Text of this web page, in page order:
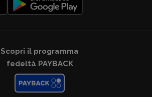
Scopri il programma
fedeltà PAYBACK